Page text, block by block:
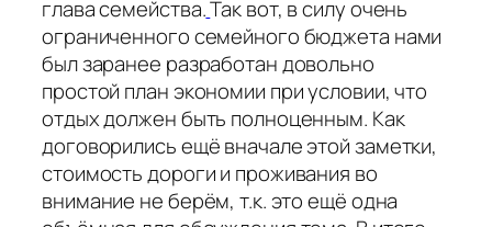
глава семейства.Так вот, в силу очень
ограниченного семейного бюджета нами
был заранее разработан довольно
простой план экономии при условии, что
отдых должен быть полноценным. Как
договорились ещё вначале этой заметки,
стоимость дороги и проживания во
внимание не берём, т.к. это ещё одна